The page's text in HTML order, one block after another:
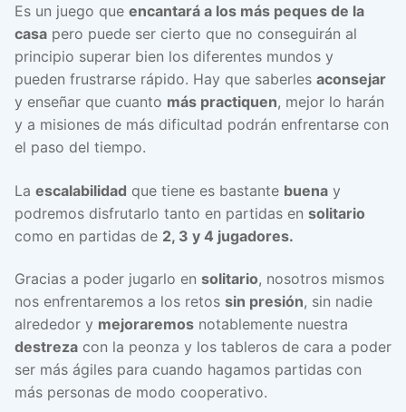
Es un juego que encantará a los más peques de la
casa pero puede ser cierto que no conseguirán al
principio superar bien los diferentes mundos y
pueden frustrarse rápido. Hay que saberles aconsejar
y enseñar que cuanto más practiquen, mejor lo harán
y a misiones de más dificultad podrán enfrentarse con
el paso del tiempo.
La escalabilidad que tiene es bastante buena y
podremos disfrutarlo tanto en partidas en solitario
como en partidas de 2, 3 y 4 jugadores.
Gracias a poder jugarlo en solitario, nosotros mismos
nos enfrentaremos a los retos sin presión, sin nadie
alrededor y mejoraremos notablemente nuestra
destreza con la peonza y los tableros de cara a poder
ser más ágiles para cuando hagamos partidas con
más personas de modo cooperativo.